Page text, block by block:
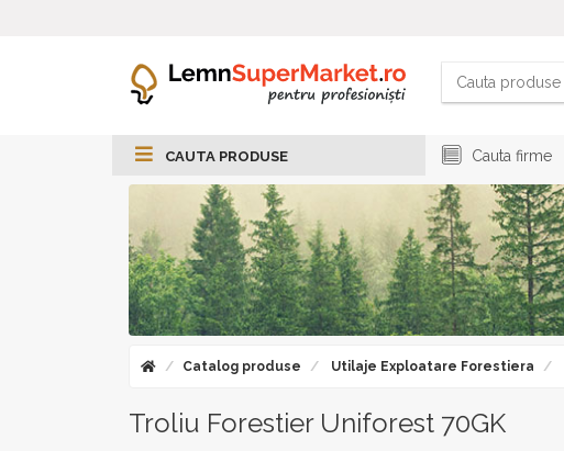
CAUTA PRODUSE Cauta firme
Catalog produse Utilaje Exploatare Forestiera
Troliu Forestier Uniforest 70GK